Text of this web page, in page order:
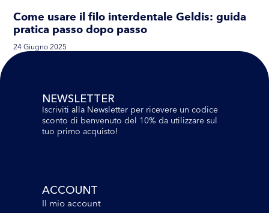
Come usare il filo interdentale Geldis: guida
pratica passo dopo passo
24 Giugno 2025
NEWSLETTER
Iscriviti alla Newsletter per ricevere un codice
sconto di benvenuto del 10% da utilizzare sul
tuo primo acquisto!
ACCOUNT
Il mio account